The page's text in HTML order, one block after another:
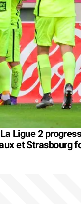
Ligue 2
et Strasbourg